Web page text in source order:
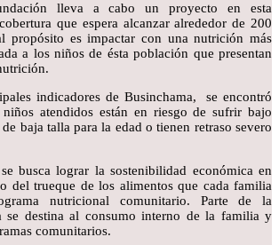
lleva a cabo un proyecto en esta
que espera alcanzar alrededor de 200
propósito es impactar con una nutrición más
a los niños de ésta población que presentan
indicadores de Businchama, se encontró
atendidos están en riesgo de sufrir bajo
baja talla para la edad o tienen retraso severo
busca lograr la sostenibilidad económica en
del trueque de los alimentos que cada familia
nutricional comunitario. Parte de la
se destina al consumo interno de la familia y
comunitarios.